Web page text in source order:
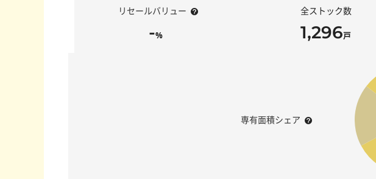
リセールバリュー
-%
全ストック数
1,296戸
専有面積シェア